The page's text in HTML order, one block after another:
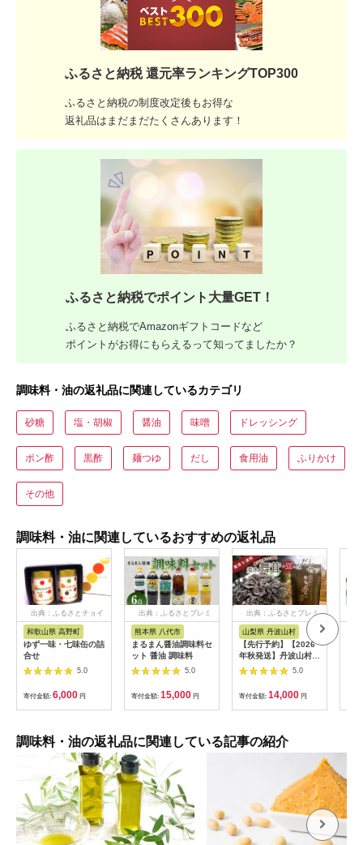
ふるさと納税 還元率ランキングTOP300
ふるさと納税の制度改定後もお得な
返礼品はまだまだたくさんあります！
ふるさと納税でポイント大量GET！
ふるさと納税でAmazonギフトコードなど
ポイントがお得にもらえるって知ってましたか？
調味料・油の返礼品に関連しているカテゴリ
砂糖 塩・胡椒 醤油 味噌 ドレッシング
ポン酢 黒酢 麺つゆ だし 食用油 ふりかけ
その他
調味料・油に関連しているおすすめの返礼品
出典：ふるさとチョイ
和歌山県 高野町
ゆず一味・七味缶の詰
合せ
5.0
寄付金額: 6,000 円
出典：ふるさとプレミ
熊本県 八代市
まるまん醤油調味料セ
ット 醤油 調味料
5.0
寄付金額: 15,000 円
出典：ふるさとプレミ
アム
山梨県 丹波山村
【先行予約】【2026
年秋発送】丹波山村産
原木舞茸500g+舞茸だ
し(8g x6袋)セット
2026年9月下旬より順
次発送予定
【tab0118】
5.0
寄付金額: 14,000 円
調味料・油の返礼品に関連している記事の紹介